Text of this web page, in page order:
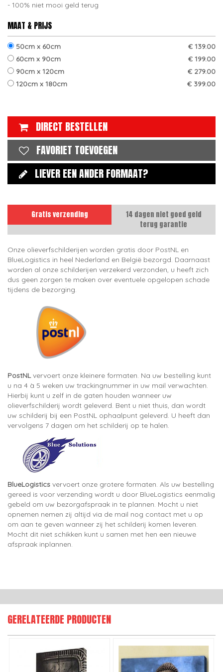
100% niet mooi geld terug
MAAT & PRIJS
50cm x 60cm
€ 139.00
60cm x 90cm
€ 199.00
90cm x 120cm
€ 279.00
120cm x 180cm
€ 399.00
DIRECT BESTELLEN
FAVORIET TOEVOEGEN
LIEVER EEN ANDER FORMAAT?
Gratis verzending
14 dagen niet goed geld
terug garantie
Onze olieverfschilderijen worden gratis door PostNL en
BlueLogistics in heel Nederland en België bezorgd. Daarnaast
worden al onze schilderijen verzekerd verzonden, u heeft zich
dus geen zorgen te maken over eventuele opgelopen schade
tijdens de bezorging.
PostNLvervoert onze kleinere formaten. Na uw bestelling kunt
u na 4 à 5 weken uw trackingnummer in uw mail verwachten.
Hierbij kunt u zelf in de gaten houden wanneer uw
olieverfschilderij wordt geleverd. Bent u niet thuis, dan wordt
uw schilderij bij een PostNL ophaalpunt geleverd. U heeft dan
vervolgens 7 dagen om het schilderij op te halen.
BlueLogistics vervoert onze grotere formaten. Als uw bestelling
gereed is voor verzending wordt u door BlueLogistics eenmalig
gebeld om uw bezorgafspraak in te plannen. Mocht u niet
opnemen nemen zij altijd via de mail nog contact met u op
om aan te geven wanneer zij het schilderij komen leveren.
Mocht dit niet schikken kunt u samen met hen een nieuwe
afspraak inplannen.
GERELATEERDE PRODUCTEN